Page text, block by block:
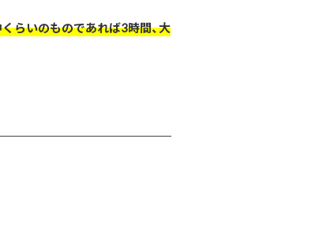
らいのものであれば3時間、大